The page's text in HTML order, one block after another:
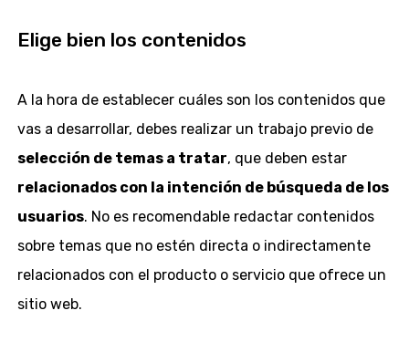
Elige bien los contenidos
A la hora de establecer cuáles son los contenidos que
vas a desarrollar, debes realizar un trabajo previo de
selección de temas a tratar, que deben estar
relacionados con la intención de búsqueda de los
usuarios. No es recomendable redactar contenidos
sobre temas que no estén directa o indirectamente
relacionados con el producto o servicio que ofrece un
sitio web.